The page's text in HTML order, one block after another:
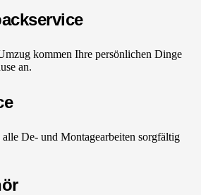
kommen Ihre persönlichen Dinge
an.
De- und Montagearbeiten sorgfältig